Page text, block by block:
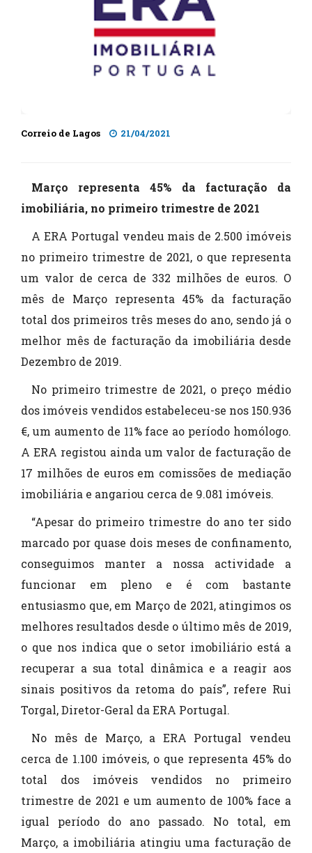
Correio de Lagos 21/04/2021
Março representa 45% da facturação da
imobiliária, no primeiro trimestre de 2021
A ERA Portugal vendeu mais de 2.500 imóveis
no primeiro trimestre de 2021, o que representa
um valor de cerca de 332 milhões de euros. O
mês de Março representa 45% da facturação
total dos primeiros três meses do ano, sendo já o
melhor mês de facturação da imobiliária desde
Dezembro de 2019.
No primeiro trimestre de 2021, o preço médio
dos imóveis vendidos estabeleceu-se nos 150.936
€, um aumento de 11% face ao período homólogo.
A ERA registou ainda um valor de facturação de
17 milhões de euros em comissões de mediação
imobiliária e angariou cerca de 9.081 imóveis.
“Apesar do primeiro trimestre do ano ter sido
marcado por quase dois meses de confinamento,
conseguimos manter a nossa actividade a
funcionar em pleno e é com bastante
entusiasmo que, em Março de 2021, atingimos os
melhores resultados desde o último mês de 2019,
o que nos indica que o setor imobiliário está a
recuperar a sua total dinâmica e a reagir aos
sinais positivos da retoma do país”, refere Rui
Torgal, Diretor-Geral da ERA Portugal.
No mês de Março, a ERA Portugal vendeu
cerca de 1.100 imóveis, o que representa 45% do
total dos imóveis vendidos no primeiro
trimestre de 2021 e um aumento de 100% face a
igual período do ano passado. No total, em
Março, a imobiliária atingiu uma facturação de